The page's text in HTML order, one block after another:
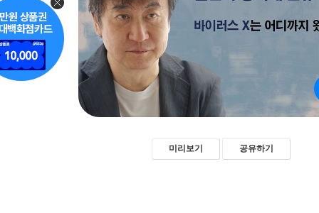
미리보기 공유하기